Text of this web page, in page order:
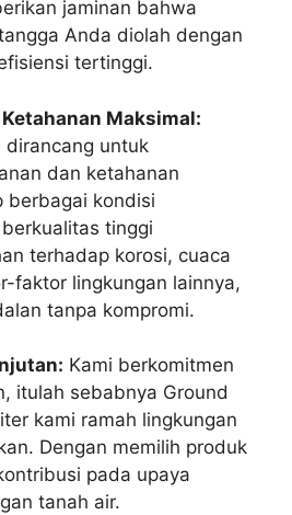
jaminan bahwa
Anda diolah dengan
tertinggi.
Maksimal:
dirancang untuk
dan ketahanan
berbagai kondisi
tinggi
terhadap korosi, cuaca
faktor lingkungan lainnya,
tanpa kompromi.
Kami berkomitmen
itulah sebabnya Ground
kami ramah lingkungan
Dengan memilih produk
pada upaya
tanah air.